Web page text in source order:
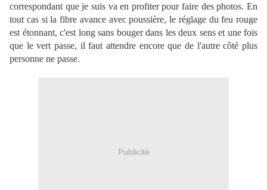
correspondant que je suis va en profiter pour faire des photos. En
tout cas si la fibre avance avec poussière, le réglage du feu rouge
est étonnant, c'est long sans bouger dans les deux sens et une fois
que le vert passe, il faut attendre encore que de l'autre côté plus
personne ne passe.
Publicité